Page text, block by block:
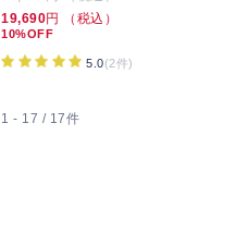
19,690円 （税込）
10%OFF
5.0(2件)
1 - 17 / 17件